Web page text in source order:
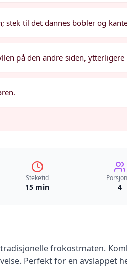
stek til det dannes bobler og
på den andre siden,
Steketid
15 min 4
frokostmaten.
Perfekt for en avslappet